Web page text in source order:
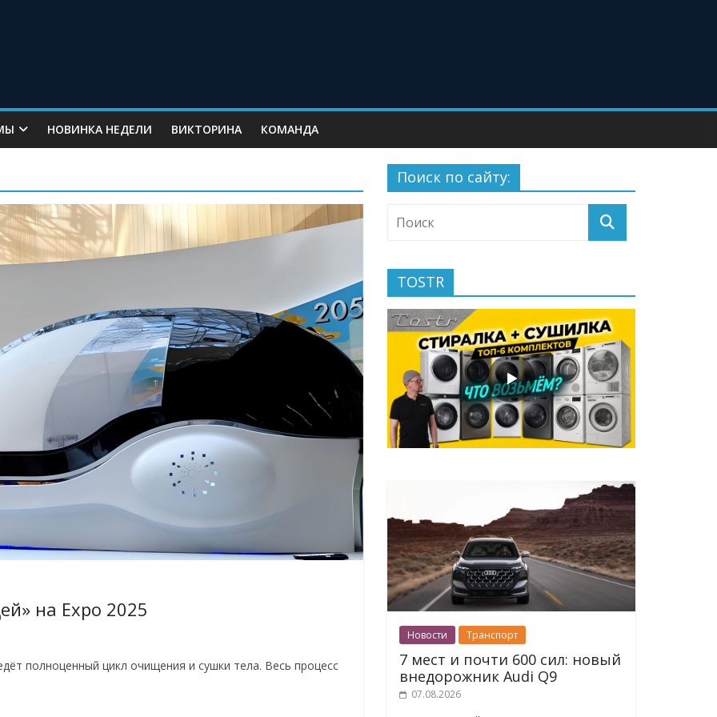
НОВИНКА НЕДЕЛИ ВИКТОРИНА КОМАНДА
на Expo 2025
полноценный цикл очищения и сушки тела. Весь процесс
Поиск по сайту:
TOSTR
Новости Транспорт
7 мест и почти 600 сил: новый
внедорожник Audi Q9
07.08.2026